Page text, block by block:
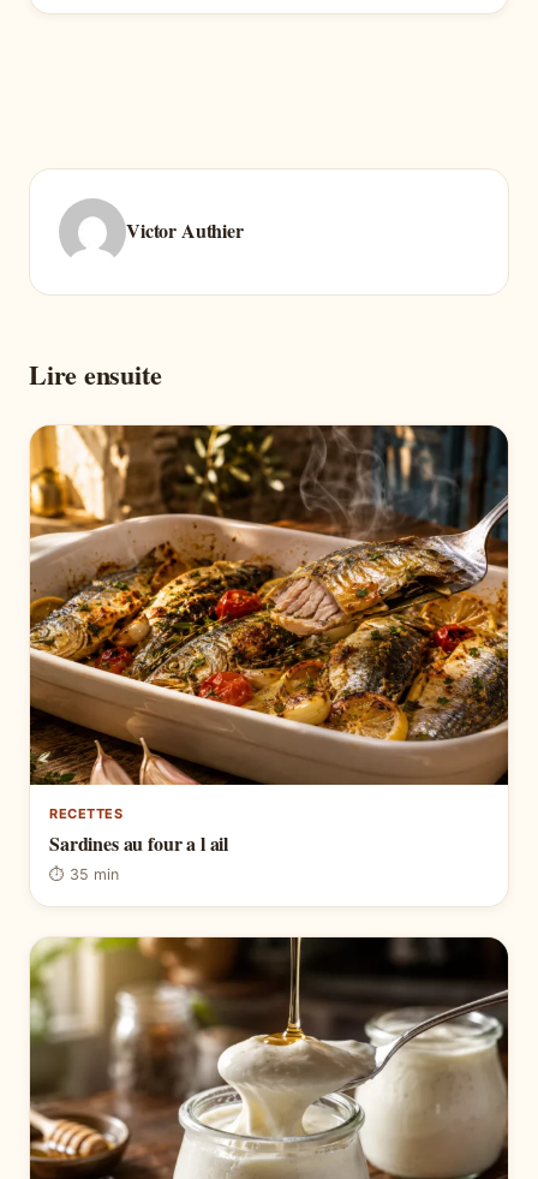
Victor Authier
Lire ensuite
RECETTES
Sardines au four a l ail
⏱ 35 min